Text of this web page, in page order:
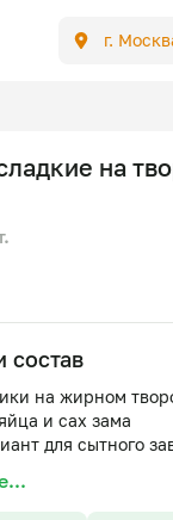
г.
на
состав
на жирном
и сах зама